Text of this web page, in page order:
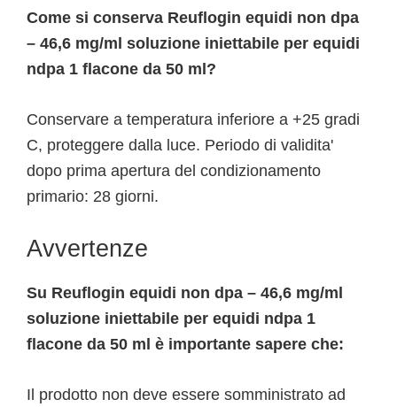
Come si conserva Reuflogin equidi non dpa
– 46,6 mg/ml soluzione iniettabile per equidi
ndpa 1 flacone da 50 ml?
Conservare a temperatura inferiore a +25 gradi
C, proteggere dalla luce. Periodo di validita'
dopo prima apertura del condizionamento
primario: 28 giorni.
Avvertenze
Su Reuflogin equidi non dpa – 46,6 mg/ml
soluzione iniettabile per equidi ndpa 1
flacone da 50 ml è importante sapere che:
Il prodotto non deve essere somministrato ad